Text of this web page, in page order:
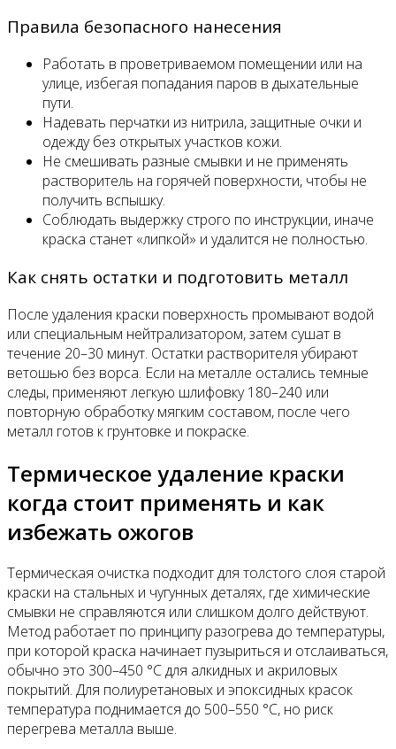
Правила безопасного нанесения
Работать в проветриваемом помещении или на
улице, избегая попадания паров в дыхательные
пути.
Надевать перчатки из нитрила, защитные очки и
одежду без открытых участков кожи.
Не смешивать разные смывки и не применять
растворитель на горячей поверхности, чтобы не
получить вспышку.
Соблюдать выдержку строго по инструкции, иначе
краска станет «липкой» и удалится не полностью.
Как снять остатки и подготовить металл
После удаления краски поверхность промывают водой
или специальным нейтрализатором, затем сушат в
течение 20–30 минут. Остатки растворителя убирают
ветошью без ворса. Если на металле остались темные
следы, применяют легкую шлифовку 180–240 или
повторную обработку мягким составом, после чего
металл готов к грунтовке и покраске.
Термическое удаление краски
когда стоит применять и как
избежать ожогов
Термическая очистка подходит для толстого слоя старой
краски на стальных и чугунных деталях, где химические
смывки не справляются или слишком долго действуют.
Метод работает по принципу разогрева до температуры,
при которой краска начинает пузыриться и отслаиваться,
обычно это 300–450 °C для алкидных и акриловых
покрытий. Для полиуретановых и эпоксидных красок
температура поднимается до 500–550 °C, но риск
перегрева металла выше.